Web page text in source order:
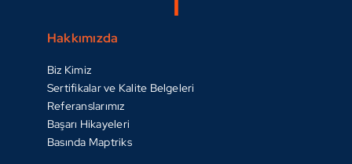
Hakkımızda
Biz Kimiz
Sertifikalar ve Kalite Belgeleri
Referanslarımız
Başarı Hikayeleri
Basında Maptriks